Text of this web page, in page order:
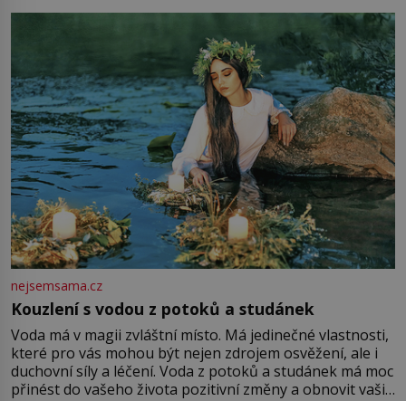
milostpaní. Stačí jenom na sukni,“ zhodnotí švadlena
množství růžového mušelínu. „Ošidili vás, podívejte.“
Vezme do ruky dřevěnou
nejsemsama.cz
Kouzlení s vodou z potoků a studánek
Voda má v magii zvláštní místo. Má jedinečné vlastnosti,
které pro vás mohou být nejen zdrojem osvěžení, ale i
duchovní síly a léčení. Voda z potoků a studánek má moc
přinést do vašeho života pozitivní změny a obnovit vaši